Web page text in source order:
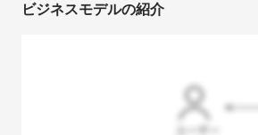
ビジネスモデルの紹介